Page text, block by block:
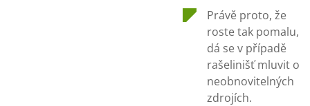
Právě proto, že
roste tak pomalu,
dá se v případě
rašelinišť mluvit o
neobnovitelných
zdrojích.